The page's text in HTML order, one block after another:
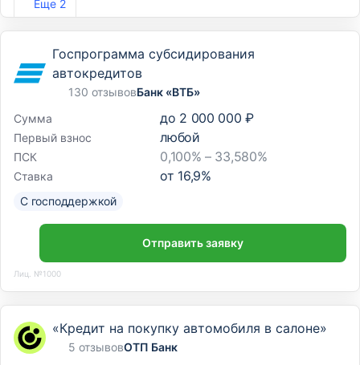
Еще 2
Госпрограмма субсидирования
автокредитов
130 отзывовБанк «ВТБ»
Сумма
до 2 000 000 ₽
Первый взнос любой
ПСК 0,100% – 33,580%
Ставка от 16,9%
С господдержкой
Отправить заявку
Лиц. №1000
«Кредит на покупку автомобиля в салоне»
5 отзывовОТП Банк